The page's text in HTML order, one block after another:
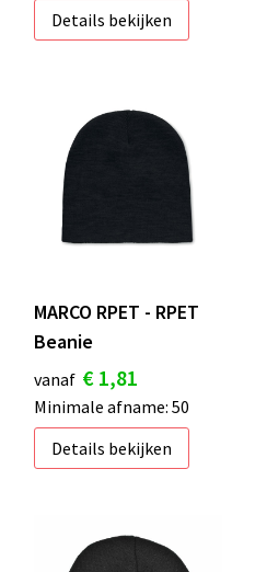
Details bekijken
MARCO RPET - RPET
Beanie
vanaf € 1,81
Minimale afname: 50
Details bekijken